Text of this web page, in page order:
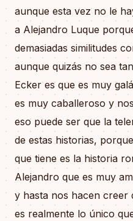
aunque esta vez no le
a Alejandro Luque
demasiadas similitudes
aunque quizás no sea
Ecker es que es muy
es muy caballeroso y
eso puede ser que la
de estas historias,
que tiene es la historia
Alejandro que es muy
y hasta nos hacen creer
es realmente lo único